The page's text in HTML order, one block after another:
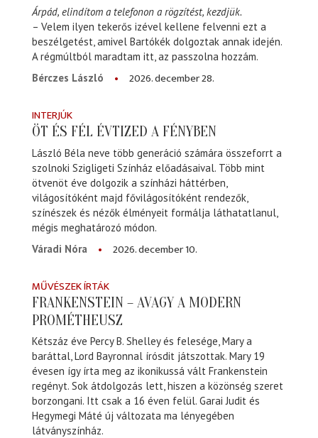
Árpád, elindítom a telefonon a rögzítést, kezdjük.
– Velem ilyen tekerős izével kellene felvenni ezt a
beszélgetést, amivel Bartókék dolgoztak annak idején.
A régmúltból maradtam itt, az passzolna hozzám.
Bérczes László
2026. december 28.
INTERJÚK
ÖT ÉS FÉL ÉVTIZED A FÉNYBEN
László Béla neve több generáció számára összeforrt a
szolnoki Szigligeti Színház előadásaival. Több mint
ötvenöt éve dolgozik a színházi háttérben,
világosítóként majd fővilágosítóként rendezők,
színészek és nézők élményeit formálja láthatatlanul,
mégis meghatározó módon.
Váradi Nóra
2026. december 10.
MŰVÉSZEK ÍRTÁK
FRANKENSTEIN – AVAGY A MODERN
PROMÉTHEUSZ
Kétszáz éve Percy B. Shelley és felesége, Mary a
baráttal, Lord Bayronnal írósdit játszottak. Mary 19
évesen így írta meg az ikonikussá vált Frankenstein
regényt. Sok átdolgozás lett, hiszen a közönség szeret
borzongani. Itt csak a 16 éven felül. Garai Judit és
Hegymegi Máté új változata ma lényegében
látványszínház.